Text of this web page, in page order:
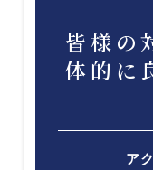
皆様の
体的に
ア